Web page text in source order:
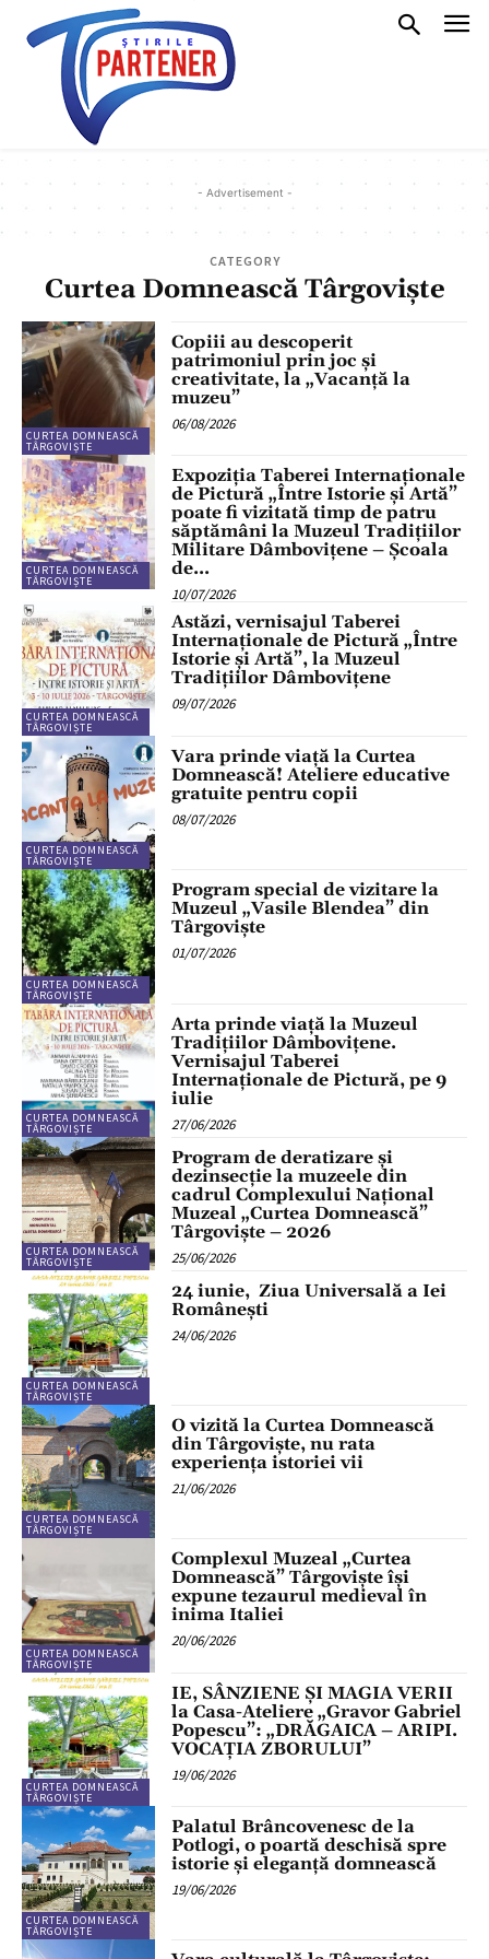
- Advertisement -
CATEGORY
Curtea Domnească Târgoviște
CURTEA DOMNEASCĂ
TÂRGOVIȘTE
Copiii au descoperit
patrimoniul prin joc și
creativitate, la „Vacanță la
muzeu”
06/08/2026
CURTEA DOMNEASCĂ
TÂRGOVIȘTE
Expoziția Taberei Internaționale
de Pictură „Între Istorie și Artă”
poate fi vizitată timp de patru
săptămâni la Muzeul Tradițiilor
Militare Dâmbovițene – Școala
de...
10/07/2026
CURTEA DOMNEASCĂ
TÂRGOVIȘTE
Astăzi, vernisajul Taberei
Internaționale de Pictură „Între
Istorie și Artă”, la Muzeul
Tradițiilor Dâmbovițene
09/07/2026
CURTEA DOMNEASCĂ
TÂRGOVIȘTE
Vara prinde viață la Curtea
Domnească! Ateliere educative
gratuite pentru copii
08/07/2026
CURTEA DOMNEASCĂ
TÂRGOVIȘTE
Program special de vizitare la
Muzeul „Vasile Blendea” din
Târgoviște
01/07/2026
CURTEA DOMNEASCĂ
TÂRGOVIȘTE
Arta prinde viață la Muzeul
Tradițiilor Dâmbovițene.
Vernisajul Taberei
Internaționale de Pictură, pe 9
iulie
27/06/2026
CURTEA DOMNEASCĂ
TÂRGOVIȘTE
Program de deratizare și
dezinsecție la muzeele din
cadrul Complexului Național
Muzeal „Curtea Domnească”
Târgoviște – 2026
25/06/2026
CURTEA DOMNEASCĂ
TÂRGOVIȘTE
24 iunie, Ziua Universală a Iei
Românești
24/06/2026
CURTEA DOMNEASCĂ
TÂRGOVIȘTE
O vizită la Curtea Domnească
din Târgoviște, nu rata
experiența istoriei vii
21/06/2026
CURTEA DOMNEASCĂ
TÂRGOVIȘTE
Complexul Muzeal „Curtea
Domnească” Târgoviște își
expune tezaurul medieval în
inima Italiei
20/06/2026
CURTEA DOMNEASCĂ
TÂRGOVIȘTE
IE, SÂNZIENE ȘI MAGIA VERII
la Casa-Ateliere „Gravor Gabriel
Popescu”: „DRĂGAICA – ARIPI.
VOCAȚIA ZBORULUI”
19/06/2026
CURTEA DOMNEASCĂ
TÂRGOVIȘTE
Palatul Brâncovenesc de la
Potlogi, o poartă deschisă spre
istorie și eleganță domnească
19/06/2026